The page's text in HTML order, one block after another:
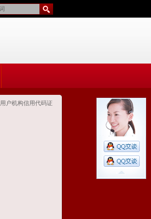
用户机构信用代码证